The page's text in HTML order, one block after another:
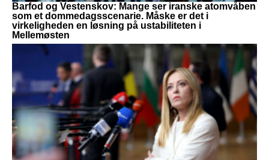
Barfod og Vestenskov: Mange ser iranske atomvåben
som et dommedagsscenarie. Måske er det i
virkeligheden en løsning på ustabiliteten i
Mellemøsten